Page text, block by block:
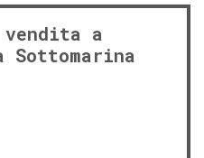
vendita a
Sottomarina